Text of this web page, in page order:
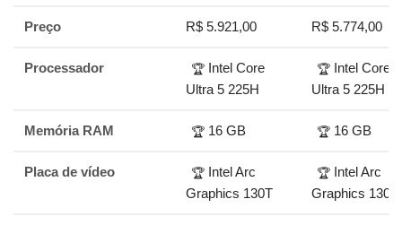
Preço R$ 5.921,00 R$ 5.774,00
Processador 🏆 Intel Core
Ultra 5 225H
🏆 Intel Core
Ultra 5 225H
Memória RAM 🏆 16 GB 🏆 16 GB
Placa de vídeo 🏆 Intel Arc
Graphics 130T
🏆 Intel Arc
Graphics 130T